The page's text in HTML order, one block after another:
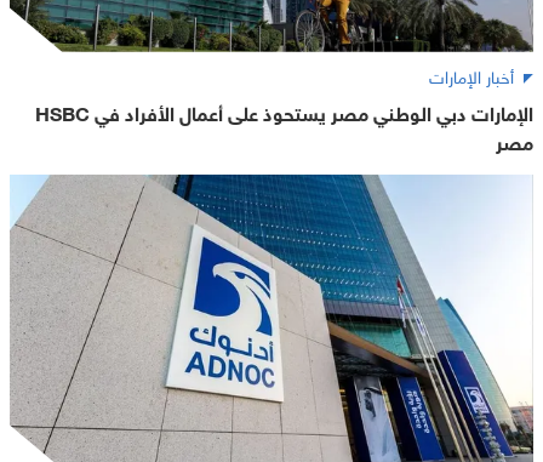
أخبار الإمارات
الإمارات دبي الوطني مصر يستحوذ على أعمال الأفراد في HSBC
مصر